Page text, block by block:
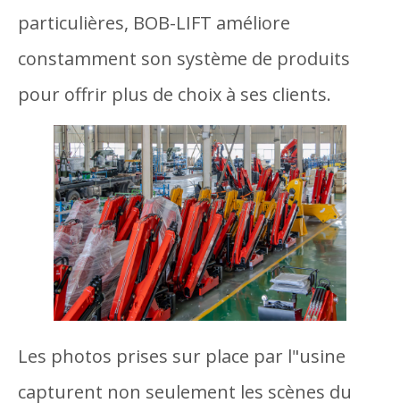
particulières, BOB-LIFT améliore
constamment son système de produits
pour offrir plus de choix à ses clients.
Les photos prises sur place par l"usine
capturent non seulement les scènes du